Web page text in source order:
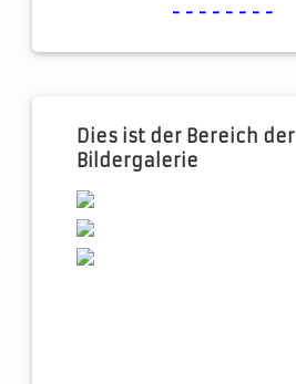
--------
Dies ist der Bereich der
Bildergalerie